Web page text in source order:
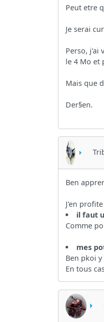
Peut etre
Je serai
Perso, j'ai
le 4 Mo et
Mais que
Der§en.
Ben
J'en
il faut
Comme
mes
Ben pkoi y
En tous